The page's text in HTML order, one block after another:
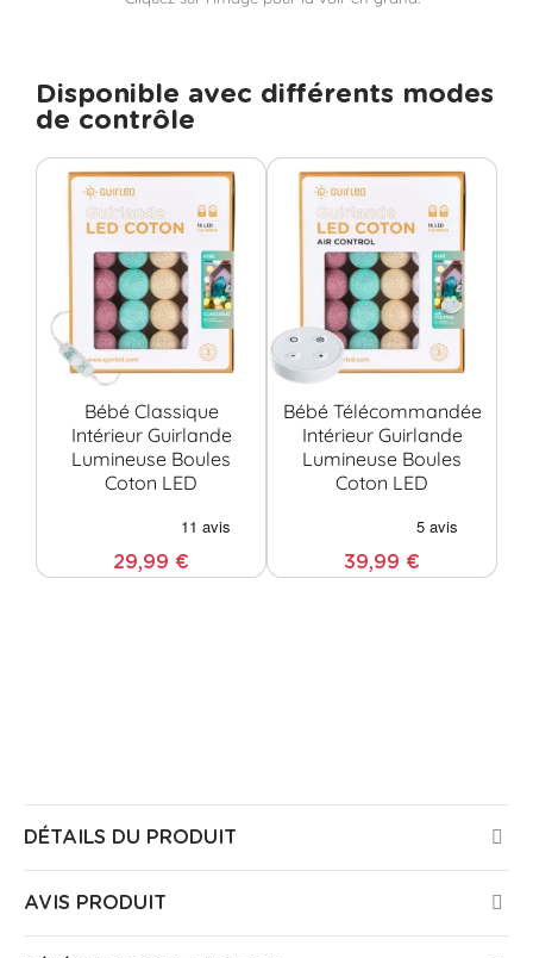
Disponible avec différents modes
de contrôle
Bébé Classique
Intérieur Guirlande
Lumineuse Boules
Coton LED
29,99 €
Bébé Télécommandée
Intérieur Guirlande
Lumineuse Boules
Coton LED
39,99 €
DÉTAILS DU PRODUIT
AVIS PRODUIT